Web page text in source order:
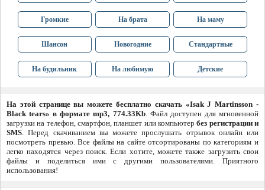
Громкие На брата На маму
Шансон Новогодние Стандартные
На будильник На любимую Детские
На этой странице вы можете бесплатно скачать «Isak J Martinsson -
Black tears» в формате mp3, 774.33Kb. Файл доступен для мгновенной
загрузки на телефон, смартфон, планшет или компьютербез регистрации и
SMS. Перед скачиванием вы можете прослушать отрывок онлайн или
посмотреть превью. Все файлы на сайте отсортированы по категориям и
легко находятся через поиск. Если хотите, можете также загрузить свои
файлы и поделиться ими с другими пользователями. Приятного
использования!